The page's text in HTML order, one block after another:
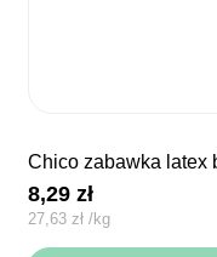
chico zabawka
8,29zł
27,63 zł /kg